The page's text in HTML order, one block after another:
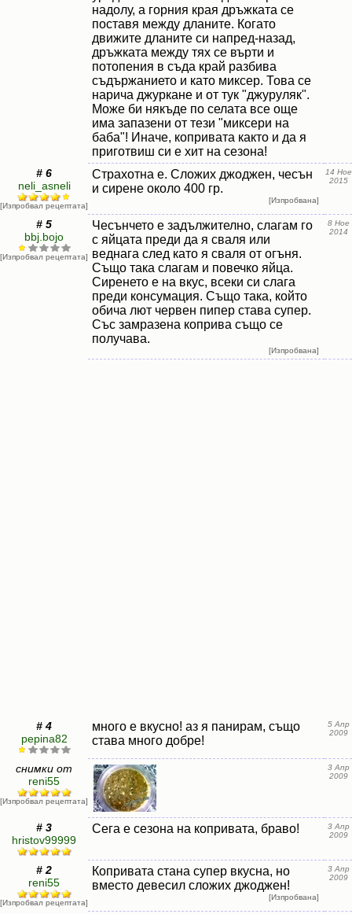
надолу, а горния края дръжката се
поставя между дланите. Когато
движите дланите си напред-назад,
дръжката между тях се върти и
потопения в съда край разбива
съдържанието и като миксер. Това се
нарича джуркане и от тук "джуруляк".
Може би някъде по селата все още
има запазени от тези "миксери на
баба"! Иначе, копривата както и да я
приготвиш си е хит на сезона!
# 6
neli_asneli
[Изпробвал рецептата]
Страхотна е. Сложих джоджен, чесън
и сирене около 400 гр.
[Изпробвана]
14 Ное
2015
# 5
bbj.bojo
[Изпробвал рецептата]
Чесънчето е задължително, слагам го
с яйцата преди да я сваля или
веднага след като я сваля от огъня.
Също така слагам и повечко яйца.
Сиренето е на вкус, всеки си слага
преди консумация. Също така, който
обича лют червен пипер става супер.
Със замразена коприва също се
получава.
[Изпробвана]
8 Ное
2014
# 4
pepina82
много е вкусно! аз я панирам, също
става много добре!
5 Апр
2009
снимки от
reni55
[Изпробвал рецептата]
3 Апр
2009
# 3
hristov99999
Сега е сезона на копривата, браво!
3 Апр
2009
# 2
reni55
[Изпробвал рецептата]
Копривата стана супер вкусна, но
вместо девесил сложих джоджен!
[Изпробвана]
3 Апр
2009